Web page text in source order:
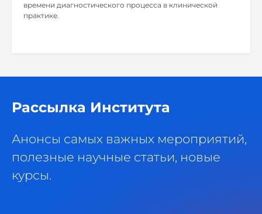
времени диагностического процесса в клинической
практике.
Рассылка Института
Анонсы самых важных мероприятий,
полезные научные статьи, новые
курсы.